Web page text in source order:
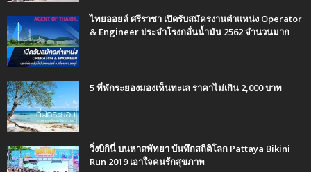
ไทยออยล์ ศรีราชา เปิดรับสมัครงานตำแหน่ง Operator
& Engineer ประจำโรงกลั่นน้ำมัน 2562 จำนวนมาก
5 ที่พักระยองมองเห็นทะเล ราคาไม่เกิน 2,000 บาท
วิ่งบิกินี่ บนหาดพัทยา บันทึกสถิติโลก Pattaya Bikini
Run 2019 เอาใจคนรักสุขภาพ